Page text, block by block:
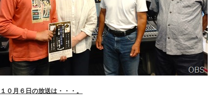
１０月６日の放送は・・・。